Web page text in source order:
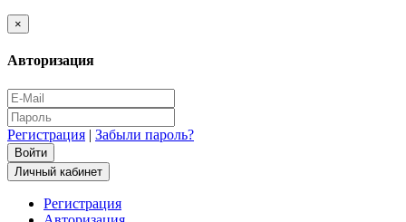
×
Авторизация
Регистрация | Забыли пароль?
Личный кабинет
Регистрация